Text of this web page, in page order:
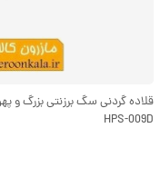
HPS-009D